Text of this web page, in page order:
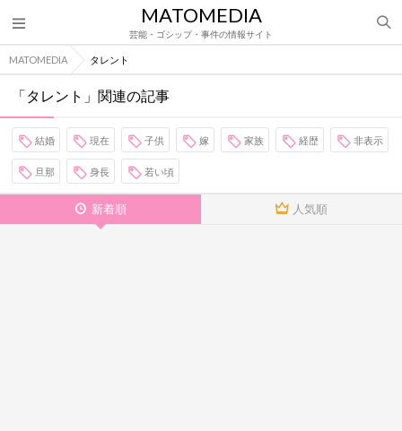
MATOMEDIA
芸能・ゴシップ・事件の情報サイト
MATOMEDIA タレント
「タレント」関連の記事
結婚 現在 子供 嫁 家族 経歴 非表示
旦那 身長 若い頃
新着順 人気順